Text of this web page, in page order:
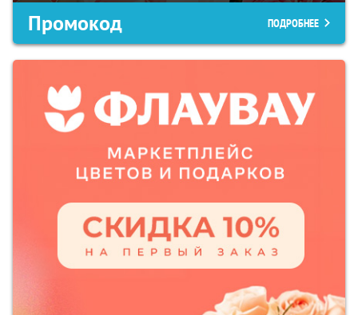
Промокод ПОДРОБНЕЕ